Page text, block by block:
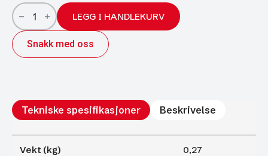
Gassfjærer
Arctic
22/10;
310/125
750N
antall
LEGG I HANDLEKURV
Snakk med oss
Tekniske spesifikasjoner Beskrivelse
Vekt (kg) 0,27